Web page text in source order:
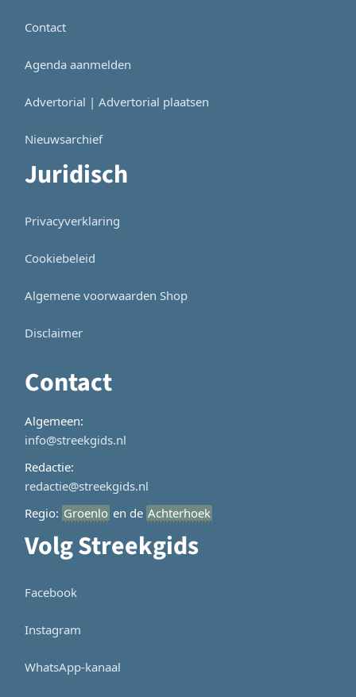
Contact
Agenda aanmelden
Advertorial | Advertorial plaatsen
Nieuwsarchief
Juridisch
Privacyverklaring
Cookiebeleid
Algemene voorwaarden Shop
Disclaimer
Contact
Algemeen:
info@streekgids.nl
Redactie:
redactie@streekgids.nl
Regio: Groenlo en de Achterhoek
Volg Streekgids
Facebook
Instagram
WhatsApp-kanaal